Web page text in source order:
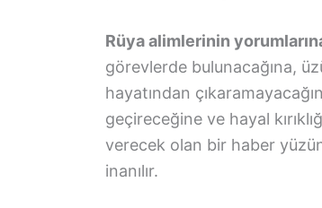
Rüya alimlerinin
görevlerde bulunacağına,
hayatından
geçireceğine ve hayal
verecek olan bir haber
inanılır.